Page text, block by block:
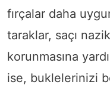
fırçalar daha
taraklar, saçı
korunmasına
ise, buklelerinizi